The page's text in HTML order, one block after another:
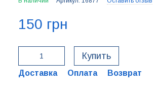
150 грн
Купить
Доставка Оплата Возврат